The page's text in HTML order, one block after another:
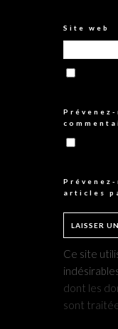
Site web
articles
Ce site
dont les
sont